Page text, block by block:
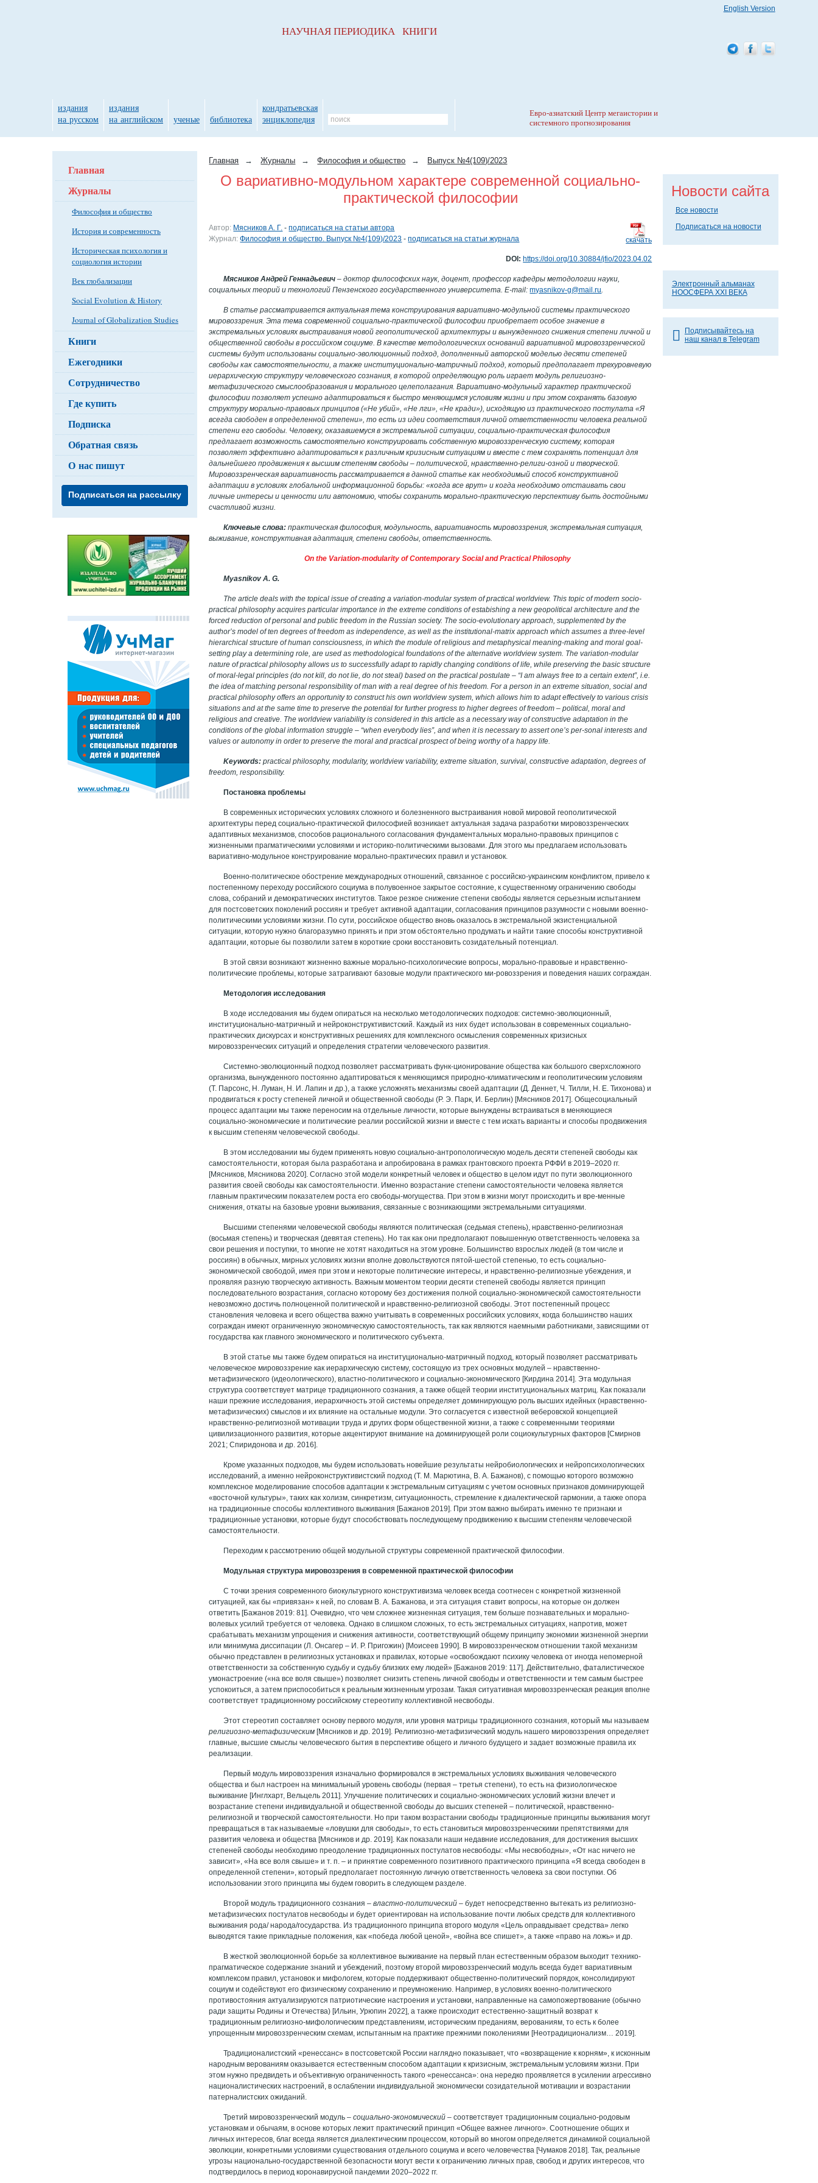
Главная → Журналы → Философия и общество → Выпуск №4(109)/2023
О вариативно-модульном характере современной социально-
практической философии
скачать
Автор: Мясников А. Г. -подписаться на статьи автора
Журнал: Философия и общество. Выпуск №4(109)/2023 -подписаться на статьи журнала
DOI: https://doi.org/10.30884/jfio/2023.04.02
Мясников Андрей Геннадьевич– доктор философских наук, доцент, профессор кафедры методологии науки,
социальных теорий и технологий Пензенского государственного университета. E-mail:myasnikov-g@mail.ru.
В статье рассматривается актуальная тема конструирования вариативно-модульной системы практического
мировоззрения. Эта тема современной социально-практической философии приобретает особое значение в
экстремальных условиях выстраивания новой геополитической архитектуры и вынужденного снижения степени личной и
общественной свободы в российском социуме. В качестве методологических оснований вариативной мировоззренческой
системы будут использованы социально-эволюционный подход, дополненный авторской моделью десяти степеней
свободы как самостоятельности, а также институционально-матричный подход, который предполагает трехуровневую
иерархическую структуру человеческого сознания, в которой определяющую роль играет модуль религиозно-
метафизического смыслообразования и морального целеполагания. Вариативно-модульный характер практической
философии позволяет успешно адаптироваться к быстро меняющимся условиям жизни и при этом сохранять базовую
структуру морально-правовых принципов («Не убий», «Не лги», «Не кради»), исходящую из практического постулата «Я
всегда свободен в определенной степени», то есть из идеи соответствия личной ответственности человека реальной
степени его свободы. Человеку, оказавшемуся в экстремальной ситуации, социально-практическая философия
предлагает возможность самостоятельно конструировать собственную мировоззренческую систему, которая
позволяет эффективно адаптироваться к различным кризисным ситуациям и вместе с тем сохранять потенциал для
дальнейшего продвижения к высшим степеням свободы – политической, нравственно-религи-озной и творческой.
Мировоззренческая вариативность рассматривается в данной статье как необходимый способ конструктивной
адаптации в условиях глобальной информационной борьбы: «когда все врут» и когда необходимо отстаивать свои
личные интересы и ценности или автономию, чтобы сохранить морально-практическую перспективу быть достойными
счастливой жизни.
Ключевые слова: практическая философия, модульность, вариативность мировоззрения, экстремальная ситуация,
выживание, конструктивная адаптация, степени свободы, ответственность.
On the Variation-modularity of Contemporary Social and Practical Philosophy
Myasnikov A. G.
The article deals with the topical issue of creating a variation-modular system of practical worldview. This topic of modern socio-
practical philosophy acquires particular importance in the extreme conditions of estabishing a new geopolitical architecture and the
forced reduction of personal and public freedom in the Russian society. The socio-evolutionary approach, supplemented by the
author’s model of ten degrees of freedom as independence, as well as the institutional-matrix approach which assumes a three-level
hierarchical structure of human consciousness, in which the module of religious and metaphysical meaning-making and moral goal-
setting play a determining role, are used as methodological foundations of the alternative worldview system. The variation-modular
nature of practical philosophy allows us to successfully adapt to rapidly changing conditions of life, while preserving the basic structure
of moral-legal principles (do not kill, do not lie, do not steal) based on the practical postulate – “I am always free to a certain extent”, i.e.
the idea of matching personal responsibility of man with a real degree of his freedom. For a person in an extreme situation, social and
practical philosophy offers an opportunity to construct his own worldview system, which allows him to adapt effectively to various crisis
situations and at the same time to preserve the potential for further progress to higher degrees of freedom – political, moral and
religious and creative. The worldview variability is considered in this article as a necessary way of constructive adaptation in the
conditions of the global information struggle – “when everybody lies”, and when it is necessary to assert one’s per-sonal interests and
values or autonomy in order to preserve the moral and practical prospect of being worthy of a happy life.
Keywords:practical philosophy, modularity, worldview variability, extreme situation, survival, constructive adaptation, degrees of
freedom, responsibility.
Постановка проблемы
В современных исторических условиях сложного и болезненного выстраивания новой мировой геополитической
архитектуры перед социально-практической философией возникает актуальная задача разработки мировоззренческих
адаптивных механизмов, способов рационального согласования фундаментальных морально-правовых принципов с
жизненными прагматическими условиями и историко-политическими вызовами. Для этого мы предлагаем использовать
вариативно-модульное конструирование морально-практических правил и установок.
Военно-политическое обострение международных отношений, связанное с российско-украинским конфликтом, привело к
постепенному переходу российского социума в полувоенное закрытое состояние, к существенному ограничению свободы
слова, собраний и демократических институтов. Такое резкое снижение степени свободы является серьезным испытанием
для постсоветских поколений россиян и требует активной адаптации, согласования принципов разумности с новыми военно-
политическими условиями жизни. По сути, российское общество вновь оказалось в экстремальной экзистенциальной
ситуации, которую нужно благоразумно принять и при этом обстоятельно продумать и найти такие способы конструктивной
адаптации, которые бы позволили затем в короткие сроки восстановить созидательный потенциал.
В этой связи возникают жизненно важные морально-психологические вопросы, морально-правовые и нравственно-
политические проблемы, которые затрагивают базовые модули практического ми-ровоззрения и поведения наших сограждан.
Методология исследования
В ходе исследования мы будем опираться на несколько методологических подходов: системно-эволюционный,
институционально-матричный и нейроконструктивистский. Каждый из них будет использован в современных социально-
практических дискурсах и конструктивных решениях для комплексного осмысления современных кризисных
мировоззренческих ситуаций и определения стратегии человеческого развития.
Системно-эволюционный подход позволяет рассматривать функ-ционирование общества как большого сверхсложного
организма, вынужденного постоянно адаптироваться к меняющимся природно-климатическим и геополитическим условиям
(Т. Парсонс, Н. Луман, Н. И. Лапин и др.), а также усложнять механизмы своей адаптации (Д. Деннет, Ч. Тилли, Н. Е. Тихонова) и
продвигаться к росту степеней личной и общественной свободы (Р. Э. Парк, И. Берлин) [Мясников 2017]. Общесоциальный
процесс адаптации мы также переносим на отдельные личности, которые вынуждены встраиваться в меняющиеся
социально-экономические и политические реалии российской жизни и вместе с тем искать варианты и способы продвижения
к высшим степеням человеческой свободы.
В этом исследовании мы будем применять новую социально-антропологическую модель десяти степеней свободы как
самостоятельности, которая была разработана и апробирована в рамках грантовского проекта РФФИ в 2019–2020 гг.
[Мясников, Мясникова 2020]. Согласно этой модели конкретный человек и общество в целом идут по пути эволюционного
развития своей свободы как самостоятельности. Именно возрастание степени самостоятельности человека является
главным практическим показателем роста его свободы-могущества. При этом в жизни могут происходить и вре-менные
снижения, откаты на базовые уровни выживания, связанные с возникающими экстремальными ситуациями.
Высшими степенями человеческой свободы являются политическая (седьмая степень), нравственно-религиозная
(восьмая степень) и творческая (девятая степень). Но так как они предполагают повышенную ответственность человека за
свои решения и поступки, то многие не хотят находиться на этом уровне. Большинство взрослых людей (в том числе и
россиян) в обычных, мирных условиях жизни вполне довольствуются пятой-шестой степенью, то есть социально-
экономической свободой, имея при этом и некоторые политические интересы, и нравственно-религиозные убеждения, и
проявляя разную творческую активность. Важным моментом теории десяти степеней свободы является принцип
последовательного возрастания, согласно которому без достижения полной социально-экономической самостоятельности
невозможно достичь полноценной политической и нравственно-религиозной свободы. Этот постепенный процесс
становления человека и всего общества важно учитывать в современных российских условиях, когда большинство наших
сограждан имеют ограниченную экономическую самостоятельность, так как являются наемными работниками, зависящими от
государства как главного экономического и политического субъекта.
В этой статье мы также будем опираться на институционально-матричный подход, который позволяет рассматривать
человеческое мировоззрение как иерархическую систему, состоящую из трех основных модулей – нравственно-
метафизического (идеологического), властно-политического и социально-экономического [Кирдина 2014]. Эта модульная
структура соответствует матрице традиционного сознания, а также общей теории институциональных матриц. Как показали
наши прежние исследования, иерархичность этой системы определяет доминирующую роль высших идейных (нравственно-
метафизических) смыслов и их влияние на остальные модули. Это согласуется с известной веберовской концепцией
нравственно-религиозной мотивации труда и других форм общественной жизни, а также с современными теориями
цивилизационного развития, которые акцентируют внимание на доминирующей роли социокультурных факторов [Смирнов
2021; Спиридонова и др. 2016].
Кроме указанных подходов, мы будем использовать новейшие результаты нейробиологических и нейропсихологических
исследований, а именно нейроконструктивистский подход (Т. М. Марютина, В. А. Бажанов), с помощью которого возможно
комплексное моделирование способов адаптации к экстремальным ситуациям с учетом основных признаков доминирующей
«восточной культуры», таких как холизм, синкретизм, ситуационность, стремление к диалектической гармонии, а также опора
на традиционные способы коллективного выживания [Бажанов 2019]. При этом важно выбирать именно те признаки и
традиционные установки, которые будут способствовать последующему продвижению к высшим степеням человеческой
самостоятельности.
Переходим к рассмотрению общей модульной структуры современной практической философии.
Модульная структура мировоззрения в современной практической философии
С точки зрения современного биокультурного конструктивизма человек всегда соотнесен с конкретной жизненной
ситуацией, как бы «привязан» к ней, по словам В. А. Бажанова, и эта ситуация ставит вопросы, на которые он должен
ответить [Бажанов 2019: 81]. Очевидно, что чем сложнее жизненная ситуация, тем больше познавательных и морально-
волевых усилий требуется от человека. Однако в слишком сложных, то есть экстремальных ситуациях, напротив, может
срабатывать механизм упрощения и снижения активности, соответствующий общему принципу экономии жизненной энергии
или минимума диссипации (Л. Онсагер – И. Р. Пригожин) [Моисеев 1990]. В мировоззренческом отношении такой механизм
обычно представлен в религиозных установках и правилах, которые «освобождают психику человека от иногда непомерной
ответственности за собственную судьбу и судьбу близких ему людей» [Бажанов 2019: 117]. Действительно, фаталистическое
умонастроение («на все воля свыше») позволяет снизить степень личной свободы и ответственности и тем самым быстрее
успокоиться, а затем приспособиться к реальным жизненным угрозам. Такая ситуативная мировоззренческая реакция вполне
соответствует традиционному российскому стереотипу коллективной несвободы.
Этот стереотип составляет основу первого модуля, или уровня матрицы традиционного сознания, который мы называем
религиозно-метафизическим [Мясников и др. 2019]. Религиозно-метафизический модуль нашего мировоззрения определяет
главные, высшие смыслы человеческого бытия в перспективе общего и личного будущего и задает возможные правила их
реализации.
Первый модуль мировоззрения изначально формировался в экстремальных условиях выживания человеческого
общества и был настроен на минимальный уровень свободы (первая – третья степени), то есть на физиологическое
выживание [Инглхарт, Вельцель 2011]. Улучшение политических и социально-экономических условий жизни влечет и
возрастание степени индивидуальной и общественной свободы до высших степеней – политической, нравственно-
религиозной и творческой самостоятельности. Но при таком возрастании свободы традиционные принципы выживания могут
превращаться в так называемые «ловушки для свободы», то есть становиться мировоззренческими препятствиями для
развития человека и общества [Мясников и др. 2019]. Как показали наши недавние исследования, для достижения высших
степеней свободы необходимо преодоление традиционных постулатов несвободы: «Мы несвободны», «От нас ничего не
зависит», «На все воля свыше» и т. п. – и принятие современного позитивного практического принципа «Я всегда свободен в
определенной степени», который предполагает постоянную личную ответственность человека за свои поступки. Об
использовании этого принципа мы будем говорить в следующем разделе.
Второй модуль традиционного сознания –властно-политический – будет непосредственно вытекать из религиозно-
метафизических постулатов несвободы и будет ориентирован на использование почти любых средств для коллективного
выживания рода/ народа/государства. Из традиционного принципа второго модуля «Цель оправдывает средства» легко
выводятся такие прикладные положения, как «победа любой ценой», «война все спишет», а также «право на ложь» и др.
В жесткой эволюционной борьбе за коллективное выживание на первый план естественным образом выходит технико-
прагматическое содержание знаний и убеждений, поэтому второй мировоззренческий модуль всегда будет вариативным
комплексом правил, установок и мифологем, которые поддерживают общественно-политический порядок, консолидируют
социум и содействуют его физическому сохранению и преумножению. Например, в условиях военно-политического
противостояния актуализируются патриотические настроения и установки, направленные на самопожертвование (обычно
ради защиты Родины и Отечества) [Ильин, Урюпин 2022], а также происходит естественно-защитный возврат к
традиционным религиозно-мифологическим представлениям, историческим преданиям, верованиям, то есть к более
упрощенным мировоззренческим схемам, испытанным на практике прежними поколениями [Неотрадиционализм… 2019].
Традиционалистский «ренессанс» в постсоветской России наглядно показывает, что «возвращение к корням», к исконным
народным верованиям оказывается естественным способом адаптации к кризисным, экстремальным условиям жизни. При
этом нужно предвидеть и объективную ограниченность такого «ренессанса»: она нередко проявляется в усилении агрессивно
националистических настроений, в ослаблении индивидуальной экономически созидательной мотивации и возрастании
патерналистских ожиданий.
Третий мировоззренческий модуль –социально-экономический – соответствует традиционным социально-родовым
установкам и обычаям, в основе которых лежит практический принцип «Общее важнее личного». Соотношение общих и
личных интересов, благ всегда является диалектическим процессом, который во многом определяется динамикой социальной
эволюции, конкретными условиями существования отдельного социума и всего человечества [Чумаков 2018]. Так, реальные
угрозы национально-государственной безопасности могут вести к ограничению личных прав, свобод и других интересов, что
подтвердилось в период коронавирусной пандемии 2020–2022 гг.
Главная
Журналы
Философия и общество
История и современность
Историческая психология и
социология истории
Век глобализации
Social Evolution & History
Journal of Globalization Studies
Книги
Ежегодники
Сотрудничество
Где купить
Подписка
Обратная связь
О нас пишут
Подписаться на рассылку
Новости сайта
Все новости
Подписаться на новости
Электронный альманах
НООСФЕРА XXI ВЕКА
Подписывайтесь на
наш канал в Telegram
НАУЧНАЯ ПЕРИОДИКА КНИГИ
издания
на русском
издания
на английском
ученые библиотека
кондратьевская
энциклопедия
Евро-азиатский Центр мегаистории и
системного прогнозирования
English Version